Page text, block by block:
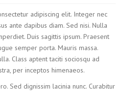
adipiscing elit. Integer nec
ante dapibus diam. Sed nisi. Nulla
Duis sagittis ipsum. Praesent
semper porta. Mauris massa.
Class aptent taciti sociosqu ad
per inceptos himenaeos.
Sed dignissim lacinia nunc. Curabitur